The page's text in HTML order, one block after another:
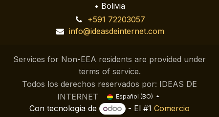
• Bolivia
+591 72203057
info@ideasdeinternet.com
Services for Non-EEA residents are provided under
terms of service.
Todos los derechos reservados por: IDEAS DE
INTERNET
Español (BO)
Con tecnología de - El #1Comercio